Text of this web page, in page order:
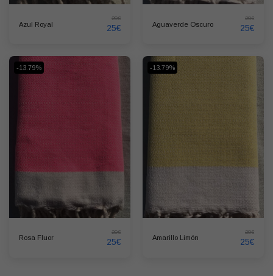
Azul Royal
29€
25€ Aguaverde Oscuro
29€
25€
-13.79%
Rosa Fluor
29€
25€
-13.79%
Amarillo Limón
29€
25€